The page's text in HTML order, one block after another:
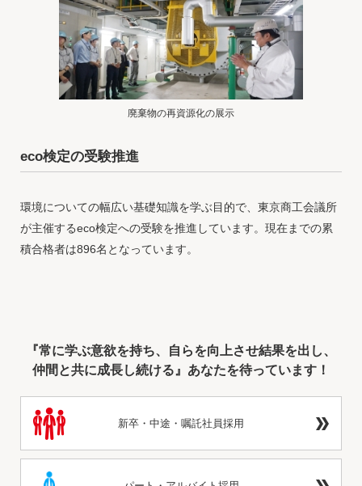
廃棄物の再資源化の展示
eco検定の受験推進
環境についての幅広い基礎知識を学ぶ目的で、東京商工会議所
が主催するeco検定への受験を推進しています。現在までの累
積合格者は896名となっています。
『常に学ぶ意欲を持ち、自らを向上させ結果を出し、
仲間と共に成長し続ける』あなたを待っています！
新卒・中途・嘱託社員採用